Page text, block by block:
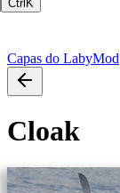
Ctrl K
Capas do LabyMod
Cloak